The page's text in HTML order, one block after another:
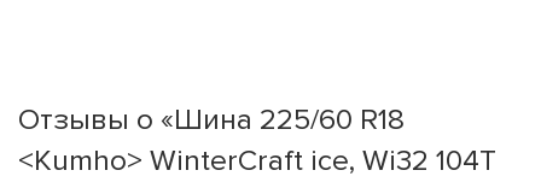
Отзывы о «Шина 225/60 R18
<Kumho> WinterCraft ice, Wi32 104T